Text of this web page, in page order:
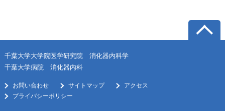
千葉大学大学院医学研究院 消化器内科学
千葉大学病院 消化器内科
お問い合わせ サイトマップ
アクセス
プライバシーポリシー